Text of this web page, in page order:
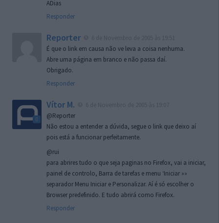
ADias
Responder
Reporter
É que o link em causa não ve leva a coisa nenhuma.
Abre uma página em branco e não passa daí.
Obrigado.
Responder
Vítor M.
@Reporter
Não estou a entender a dúvida, segue o link que deixo aí
pois está a funcionar perfeitamente.
@rui
para abrires tudo o que seja paginas no Firefox, vai a iniciar,
painel de controlo, Barra de tarefas e menu ‘Iniciar »»
separador Menu Iniciar e Personalizar. Aí é só escolher o
Browser predefinido. E tudo abrirá como Firefox.
Responder